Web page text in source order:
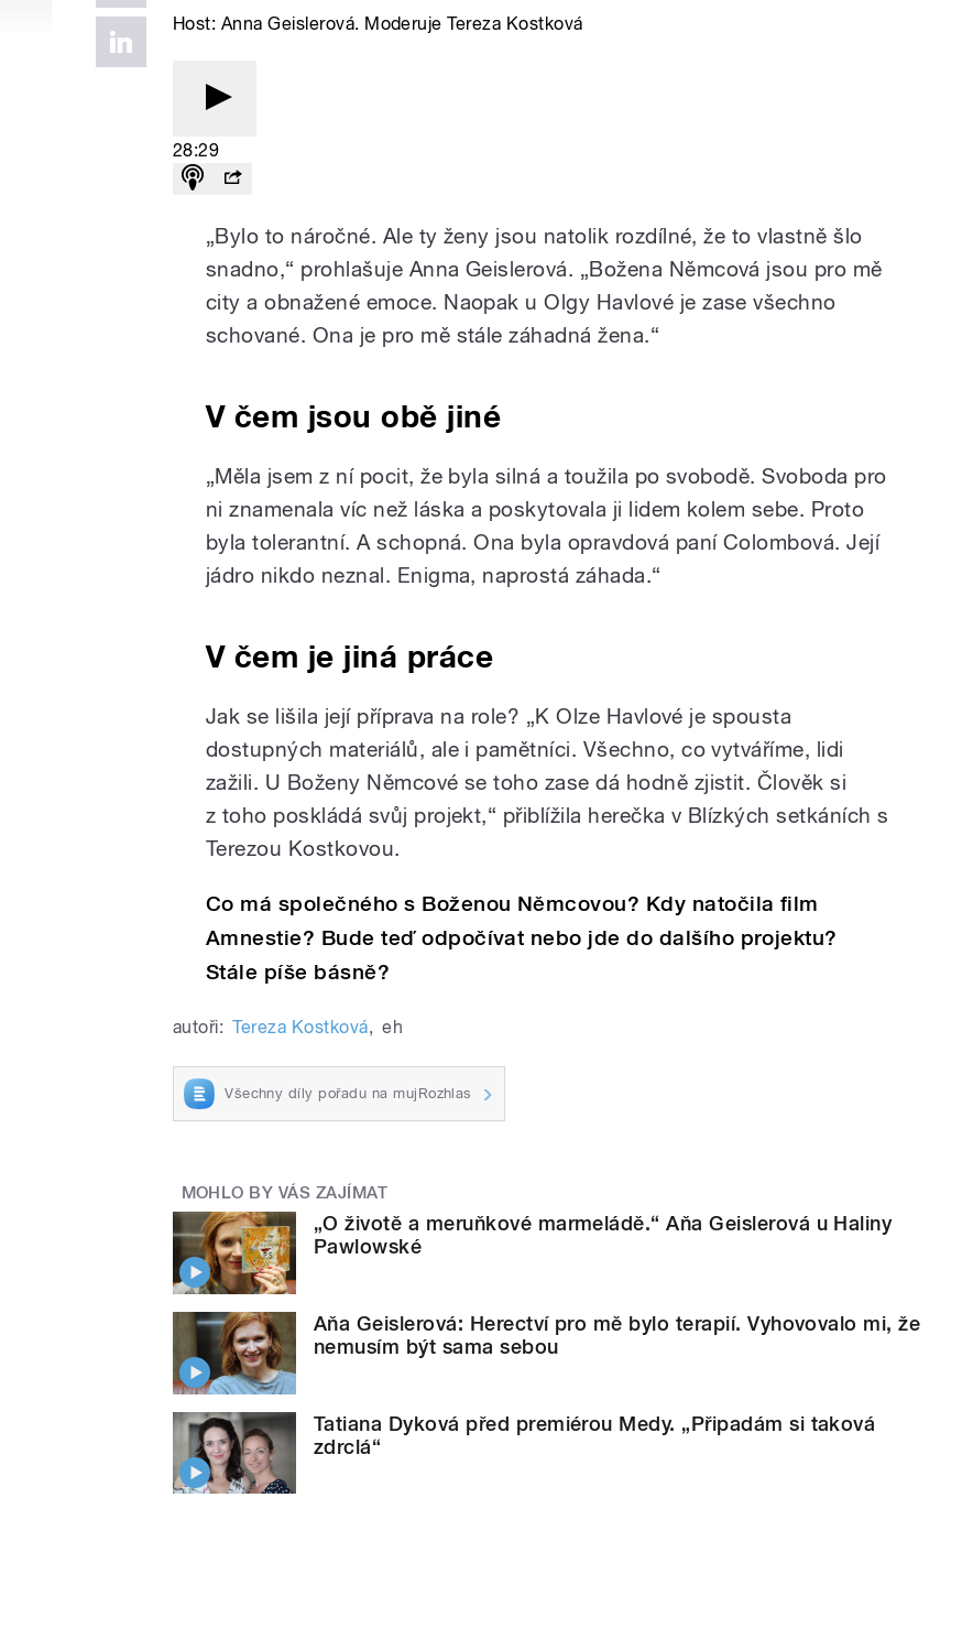
Host: Anna Geislerová. Moderuje Tereza Kostková
28:29
„Bylo to náročné. Ale ty ženy jsou natolik rozdílné, že to vlastně šlo
snadno,“ prohlašuje Anna Geislerová. „Božena Němcová jsou pro mě
city a obnažené emoce. Naopak u Olgy Havlové je zase všechno
schované. Ona je pro mě stále záhadná žena.“
V čem jsou obě jiné
„Měla jsem z ní pocit, že byla silná a toužila po svobodě. Svoboda pro
ni znamenala víc než láska a poskytovala ji lidem kolem sebe. Proto
byla tolerantní. A schopná. Ona byla opravdová paní Colombová. Její
jádro nikdo neznal. Enigma, naprostá záhada.“
V čem je jiná práce
Jak se lišila její příprava na role? „K Olze Havlové je spousta
dostupných materiálů, ale i pamětníci. Všechno, co vytváříme, lidi
zažili. U Boženy Němcové se toho zase dá hodně zjistit. Člověk si
z toho poskládá svůj projekt,“ přiblížila herečka v Blízkých setkáních s
Terezou Kostkovou.
Co má společného s Boženou Němcovou? Kdy natočila film
Amnestie? Bude teď odpočívat nebo jde do dalšího projektu?
Stále píše básně?
autoři: Tereza Kostková, eh
Všechny díly pořadu na mujRozhlas
MOHLO BY VÁS ZAJÍMAT
„O životě a meruňkové marmeládě.“ Aňa Geislerová u Haliny
Pawlowské
Aňa Geislerová: Herectví pro mě bylo terapií. Vyhovovalo mi, že
nemusím být sama sebou
Tatiana Dyková před premiérou Medy. „Připadám si taková
zdrclá“